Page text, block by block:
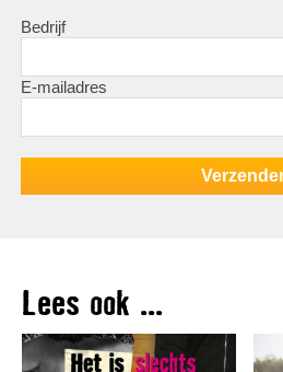
Bedrijf
E-mailadres
Lees ook ...